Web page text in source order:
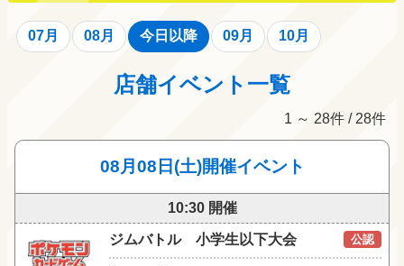
07月 08月 今日以降 09月 10月
店舗イベント一覧
1 ～ 28件 / 28件
08月08日(土)開催イベント
10:30 開催
ジムバトル 小学生以下大会 公認